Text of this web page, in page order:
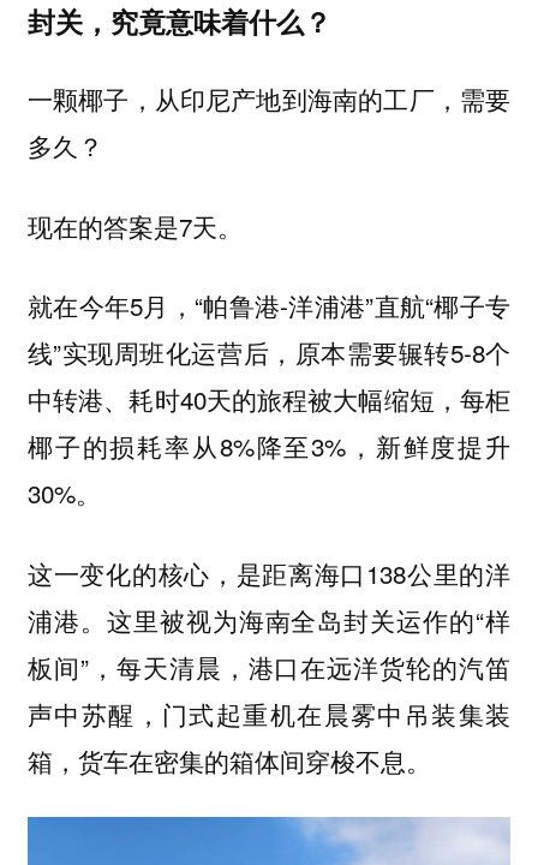
封关，究竟意味着什么？
一颗椰子，从印尼产地到海南的工厂，需要
多久？
现在的答案是7天。
就在今年5月，“帕鲁港-洋浦港”直航“椰子专
线”实现周班化运营后，原本需要辗转5-8个
中转港、耗时40天的旅程被大幅缩短，每柜
椰子的损耗率从8%降至3%，新鲜度提升
30%。
这一变化的核心，是距离海口138公里的洋
浦港。这里被视为海南全岛封关运作的“样
板间”，每天清晨，港口在远洋货轮的汽笛
声中苏醒，门式起重机在晨雾中吊装集装
箱，货车在密集的箱体间穿梭不息。